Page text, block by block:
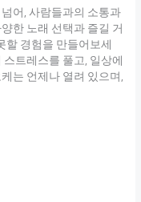
어, 사람들과의 소통과
한 노래 선택과 즐길 거
할 경험을 만들어보세
트레스를 풀고, 일상에
는 언제나 열려 있으며,